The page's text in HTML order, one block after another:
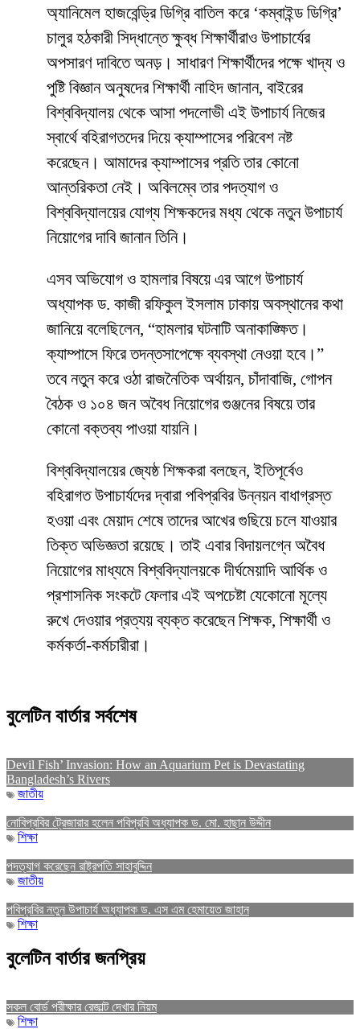
অ্যানিমেল হাজবেন্ড্রি ডিগ্রি বাতিল করে ‘কম্বাইন্ড ডিগ্রি’
চালুর হঠকারী সিদ্ধান্তে ক্ষুব্ধ শিক্ষার্থীরাও উপাচার্যের
অপসারণ দাবিতে অনড়। সাধারণ শিক্ষার্থীদের পক্ষে খাদ্য ও
পুষ্টি বিজ্ঞান অনুষদের শিক্ষার্থী নাহিদ জানান, বাইরের
বিশ্ববিদ্যালয় থেকে আসা পদলোভী এই উপাচার্য নিজের
স্বার্থে বহিরাগতদের দিয়ে ক্যাম্পাসের পরিবেশ নষ্ট
করেছেন। আমাদের ক্যাম্পাসের প্রতি তার কোনো
আন্তরিকতা নেই। অবিলম্বে তার পদত্যাগ ও
বিশ্ববিদ্যালয়ের যোগ্য শিক্ষকদের মধ্য থেকে নতুন উপাচার্য
নিয়োগের দাবি জানান তিনি।
​এসব অভিযোগ ও হামলার বিষয়ে এর আগে উপাচার্য
অধ্যাপক ড. কাজী রফিকুল ইসলাম ঢাকায় অবস্থানের কথা
জানিয়ে বলেছিলেন, “হামলার ঘটনাটি অনাকাঙ্ক্ষিত।
ক্যাম্পাসে ফিরে তদন্তসাপেক্ষে ব্যবস্থা নেওয়া হবে।”
তবে নতুন করে ওঠা রাজনৈতিক অর্থায়ন, চাঁদাবাজি, গোপন
বৈঠক ও ১০৪ জন অবৈধ নিয়োগের গুঞ্জনের বিষয়ে তার
কোনো বক্তব্য পাওয়া যায়নি।
​বিশ্ববিদ্যালয়ের জ্যেষ্ঠ শিক্ষকরা বলছেন, ইতিপূর্বেও
বহিরাগত উপাচার্যদের দ্বারা পবিপ্রবির উন্নয়ন বাধাগ্রস্ত
হওয়া এবং মেয়াদ শেষে তাদের আখের গুছিয়ে চলে যাওয়ার
তিক্ত অভিজ্ঞতা রয়েছে। তাই এবার বিদায়লগ্নে অবৈধ
নিয়োগের মাধ্যমে বিশ্ববিদ্যালয়কে দীর্ঘমেয়াদি আর্থিক ও
প্রশাসনিক সংকটে ফেলার এই অপচেষ্টা যেকোনো মূল্যে
রুখে দেওয়ার প্রত্যয় ব্যক্ত করেছেন শিক্ষক, শিক্ষার্থী ও
কর্মকর্তা-কর্মচারীরা।
বুলেটিন বার্তার সর্বশেষ
Devil Fish’ Invasion: How an Aquarium Pet is Devastating
Bangladesh’s Rivers
জাতীয়
নোবিপ্রবির ট্রেজারার হলেন পবিপ্রবি অধ্যাপক ড. মো. হাছান উদ্দীন
শিক্ষা
পদত্যাগ করেছেন রাষ্ট্রপতি সাহাবুদ্দিন
জাতীয়
পবিপ্রবির নতুন উপাচার্য অধ্যাপক ড. এস এম হেমায়েত জাহান
শিক্ষা
বুলেটিন বার্তার জনপ্রিয়
সকল বোর্ড পরীক্ষার রেজাল্ট দেখার নিয়ম
শিক্ষা